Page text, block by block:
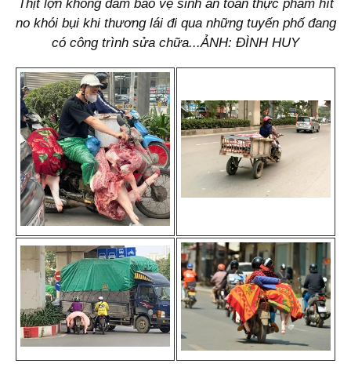
Thịt lợn không đảm bảo vệ sinh an toàn thực phẩm hít
no khói bụi khi thương lái đi qua những tuyến phố đang
có công trình sửa chữa...ẢNH: ĐÌNH HUY